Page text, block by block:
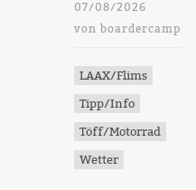
07/08/2026
von boardercamp
LAAX/Flims
Tipp/Info
Töff/Motorrad
Wetter